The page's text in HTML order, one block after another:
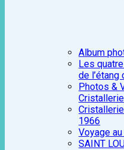
Album
Les
de l’étang
Photos &
Cristallerie
1966
Voyage
SAINT